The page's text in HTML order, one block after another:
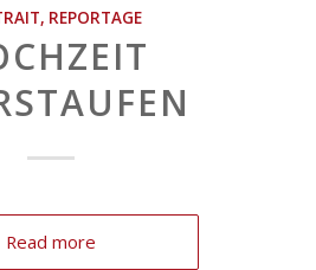
, REPORTAGE
Read more